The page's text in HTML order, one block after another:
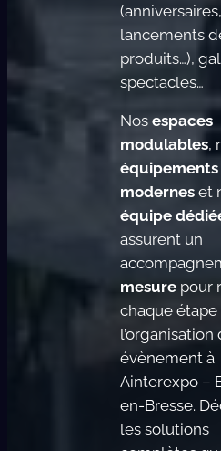
(anniversaires,
lancements
produits…),
spectacles…
Nosespaces
modulables,
équipements
modernes et
équipe
assurent un
mesure pour
chaque
évènement à
Ainterexpo –
en-Bresse.
les solutions